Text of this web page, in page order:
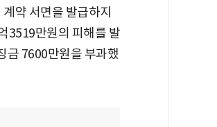
약 서면을 발급하지
3519만원의 피해를 발
금 7600만원을 부과했